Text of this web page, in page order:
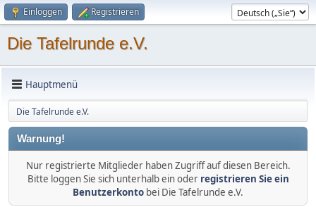
Einloggen Registrieren
Die Tafelrunde e.V.
Hauptmenü
Die Tafelrunde e.V.
Warnung!
Nur registrierte Mitglieder haben Zugriff auf diesen Bereich.
Bitte loggen Sie sich unterhalb ein oder registrieren Sie ein
Benutzerkonto bei Die Tafelrunde e.V.